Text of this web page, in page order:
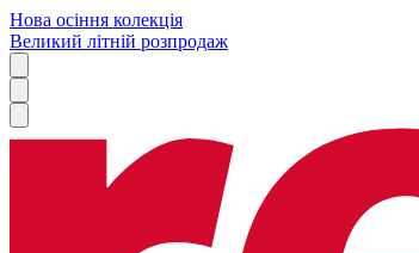
Нова осіння колекція
Великий літній розпродаж